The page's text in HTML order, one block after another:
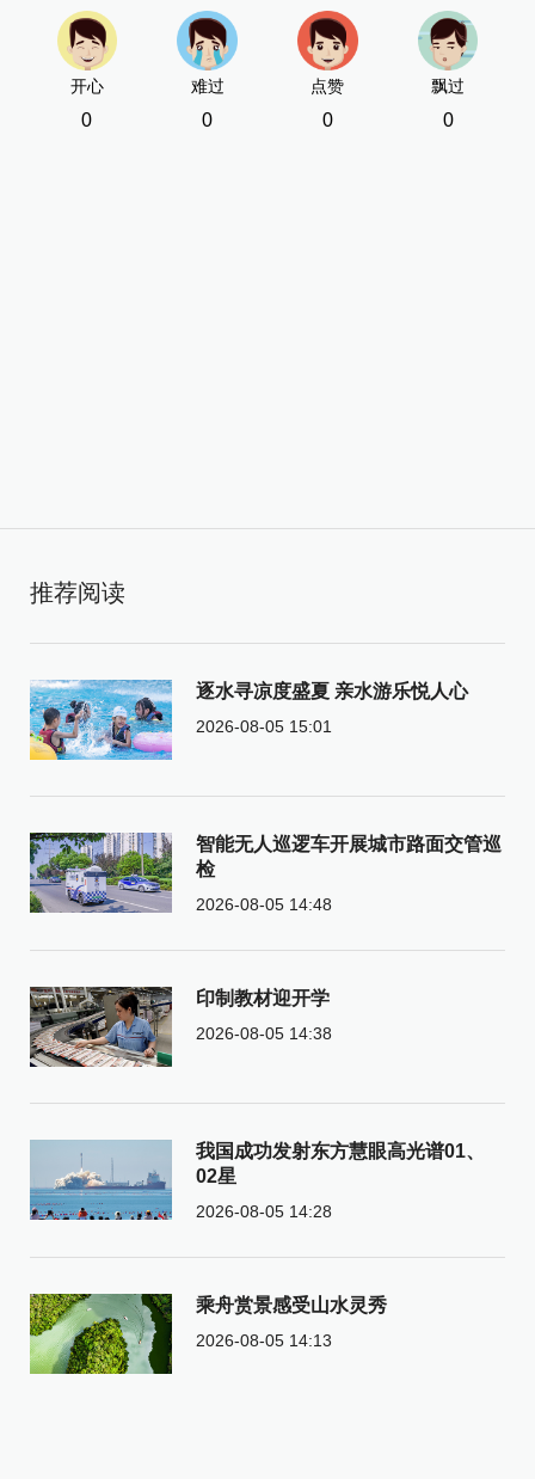
开心
0
难过
0
点赞
0
飘过
0
推荐阅读
逐水寻凉度盛夏 亲水游乐悦人心
2026-08-05 15:01
智能无人巡逻车开展城市路面交管巡
检
2026-08-05 14:48
印制教材迎开学
2026-08-05 14:38
我国成功发射东方慧眼高光谱01、
02星
2026-08-05 14:28
乘舟赏景感受山水灵秀
2026-08-05 14:13